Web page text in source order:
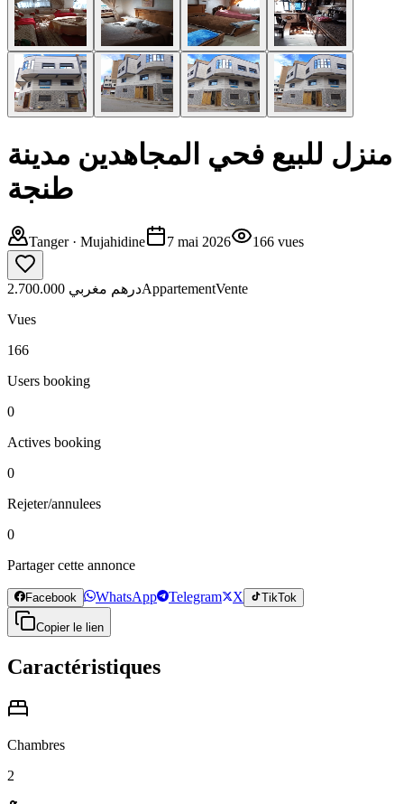
منزل للبيع فحي المجاهدين مدينة
طنجة
Tanger· Mujahidine 7 mai 2026 166 vues
2.700.000 درهم مغربيAppartementVente
Vues
166
Users booking
0
Actives booking
0
Rejeter/annulees
0
Partager cette annonce
Facebook WhatsApp Telegram X TikTok
Copier le lien
Caractéristiques
Chambres
2